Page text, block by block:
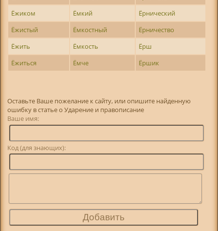
Ёжиком
Ёмкий
Ёрнический
Ёжистый
Ёмкостный
Ёрничество
Ёжить
Ёмкость
Ёрш
Ёжиться
Ёмче Ёршик
Оставьте Ваше пожелание к сайту, или опишите найденную
ошибку в статье о Ударение и правописание
Ваше имя:
Код (для знающих):